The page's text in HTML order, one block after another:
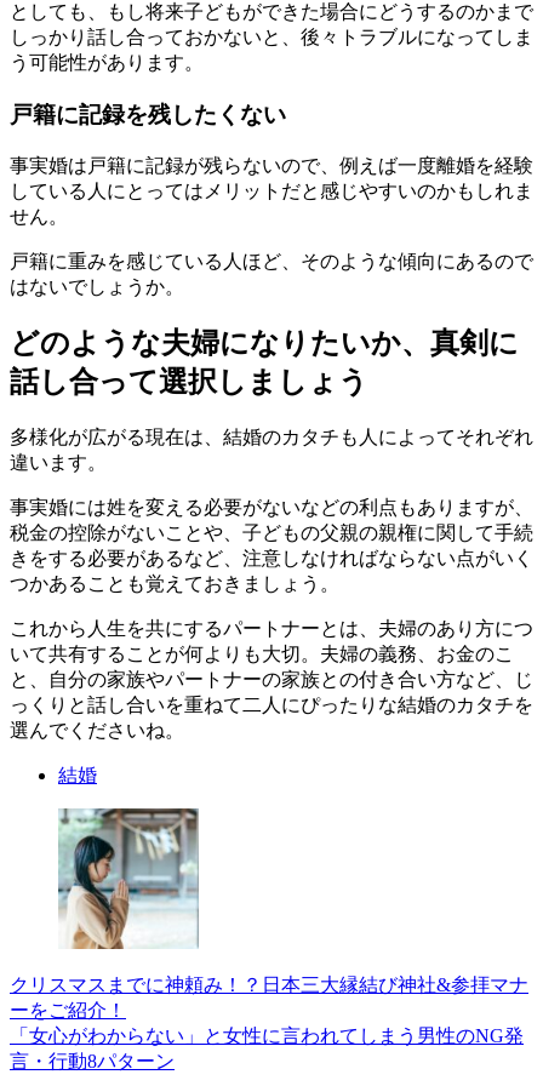
としても、もし将来子どもができた場合にどうするのかまで
しっかり話し合っておかないと、後々トラブルになってしま
う可能性があります。
戸籍に記録を残したくない
事実婚は戸籍に記録が残らないので、例えば一度離婚を経験
している人にとってはメリットだと感じやすいのかもしれま
せん。
戸籍に重みを感じている人ほど、そのような傾向にあるので
はないでしょうか。
どのような夫婦になりたいか、真剣に
話し合って選択しましょう
多様化が広がる現在は、結婚のカタチも人によってそれぞれ
違います。
事実婚には姓を変える必要がないなどの利点もありますが、
税金の控除がないことや、子どもの父親の親権に関して手続
きをする必要があるなど、注意しなければならない点がいく
つかあることも覚えておきましょう。
これから人生を共にするパートナーとは、夫婦のあり方につ
いて共有することが何よりも大切。夫婦の義務、お金のこ
と、自分の家族やパートナーの家族との付き合い方など、じ
っくりと話し合いを重ねて二人にぴったりな結婚のカタチを
選んでくださいね。
結婚
クリスマスまでに神頼み！？日本三大縁結び神社&参拝マナ
ーをご紹介！
「女心がわからない」と女性に言われてしまう男性のNG発
言・行動8パターン